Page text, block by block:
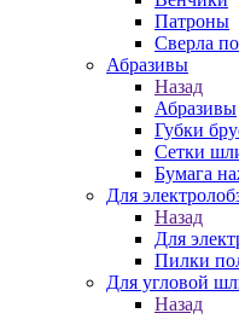
Патроны
Сверла
Абразивы
Назад
Абразивы
Губки
Сетки
Бумага
Для
Назад
Для
Пилки
Для угловой
Назад